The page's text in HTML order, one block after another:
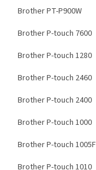
Brother PT-P900W
Brother P-touch 7600
Brother P-touch 1280
Brother P-touch 2460
Brother P-touch 2400
Brother P-touch 1000
Brother P-touch 1005F
Brother P-touch 1010